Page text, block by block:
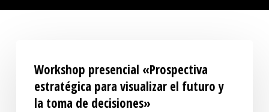
Workshop presencial «Prospectiva
estratégica para visualizar el futuro y
la toma de decisiones»